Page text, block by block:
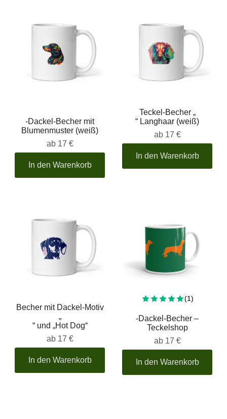
-Dackel-Becher mit
Blumenmuster (weiß)
ab 17 €
In den Warenkorb
Teckel-Becher „
“ Langhaar (weiß)
ab 17 €
In den Warenkorb
Becher mit Dackel-Motiv
„
“ und „Hot Dog“
ab 17 €
In den Warenkorb
(1)
-Dackel-Becher –
Teckelshop
ab 17 €
In den Warenkorb